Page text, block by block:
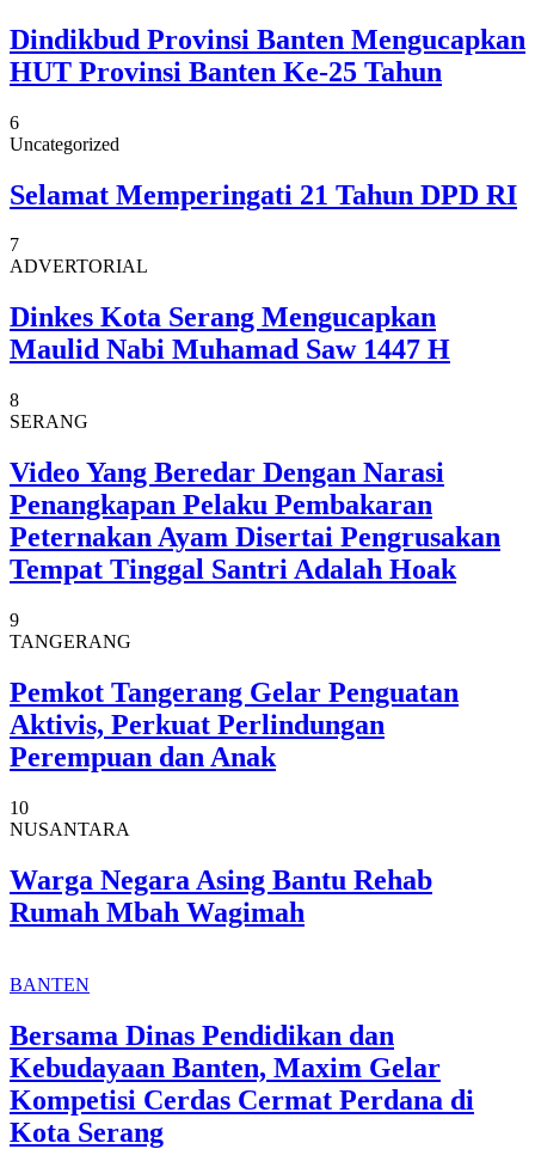
Dindikbud Provinsi Banten Mengucapkan
HUT Provinsi Banten Ke-25 Tahun
6
Uncategorized
Selamat Memperingati 21 Tahun DPD RI
7
ADVERTORIAL
Dinkes Kota Serang Mengucapkan
Maulid Nabi Muhamad Saw 1447 H
8
SERANG
Video Yang Beredar Dengan Narasi
Penangkapan Pelaku Pembakaran
Peternakan Ayam Disertai Pengrusakan
Tempat Tinggal Santri Adalah Hoak
9
TANGERANG
Pemkot Tangerang Gelar Penguatan
Aktivis, Perkuat Perlindungan
Perempuan dan Anak
10
NUSANTARA
Warga Negara Asing Bantu Rehab
Rumah Mbah Wagimah
BANTEN
Bersama Dinas Pendidikan dan
Kebudayaan Banten, Maxim Gelar
Kompetisi Cerdas Cermat Perdana di
Kota Serang